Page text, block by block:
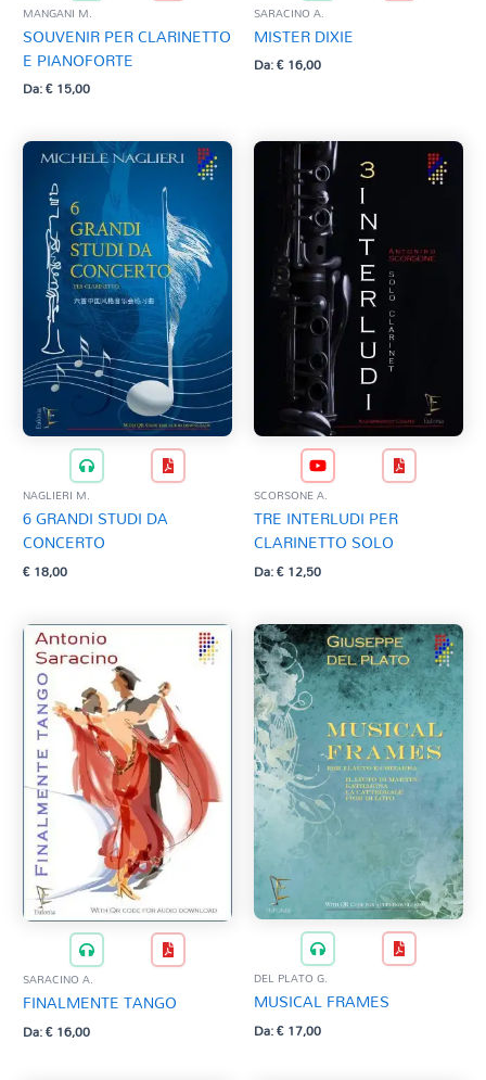
MANGANI M.
SOUVENIR PER CLARINETTO
E PIANOFORTE
Da:€15,00
SARACINO A.
MISTER DIXIE
Da:€16,00
NAGLIERI M.
6 GRANDI STUDI DA
CONCERTO
€18,00
SCORSONE A.
TRE INTERLUDI PER
CLARINETTO SOLO
Da:€12,50
SARACINO A.
FINALMENTE TANGO
Da:€16,00
DEL PLATO G.
MUSICAL FRAMES
Da:€17,00